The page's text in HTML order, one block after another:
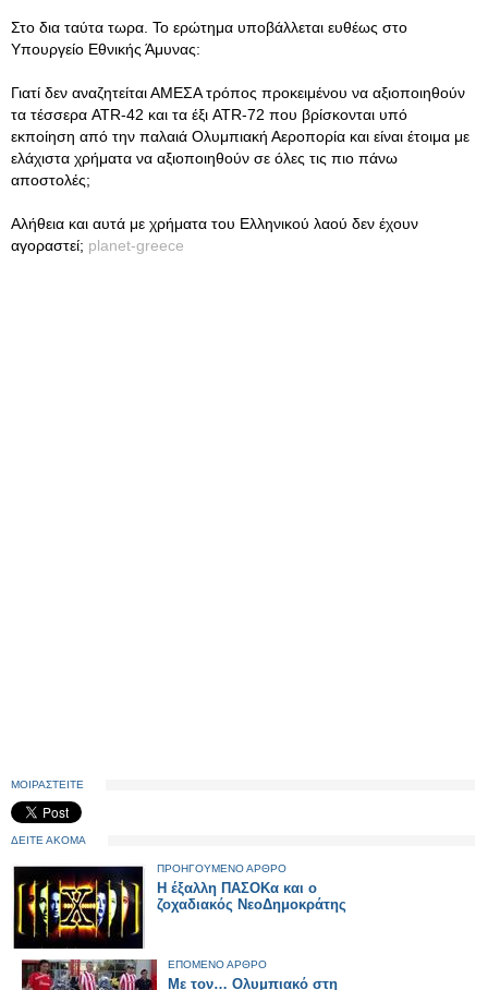
Στο δια ταύτα τωρα. Το ερώτημα υποβάλλεται ευθέως στο
Υπουργείο Εθνικής Άμυνας:
Γιατί δεν αναζητείται ΑΜΕΣΑ τρόπος προκειμένου να αξιοποιηθούν
τα τέσσερα ATR-42 και τα έξι ATR-72 που βρίσκονται υπό
εκποίηση από την παλαιά Ολυμπιακή Αεροπορία και είναι έτοιμα με
ελάχιστα χρήματα να αξιοποιηθούν σε όλες τις πιο πάνω
αποστολές;
Αλήθεια και αυτά με χρήματα του Ελληνικού λαού δεν έχουν
αγοραστεί; planet-greece
ΜΟΙΡΑΣΤΕΙΤΕ
ΔΕΙΤΕ ΑΚΟΜΑ
ΠΡΟΗΓΟΥΜΕΝΟ ΑΡΘΡΟ
Η έξαλλη ΠΑΣΟΚα και ο
ζοχαδιακός ΝεοΔημοκράτης
ΕΠΟΜΕΝΟ ΑΡΘΡΟ
Με τον… Ολυμπιακό στη